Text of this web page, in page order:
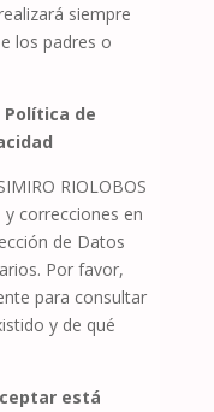
siempre
los padres o
de
RIOLOBOS
correcciones en
de Datos
Por favor,
para consultar
y de qué
está